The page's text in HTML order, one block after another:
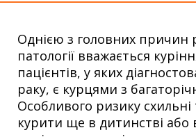
Однією з головних причин
патології вважається
пацієнтів, у яких
раку, є курцями з
Особливого ризику схильні
курити ще в дитинстві або